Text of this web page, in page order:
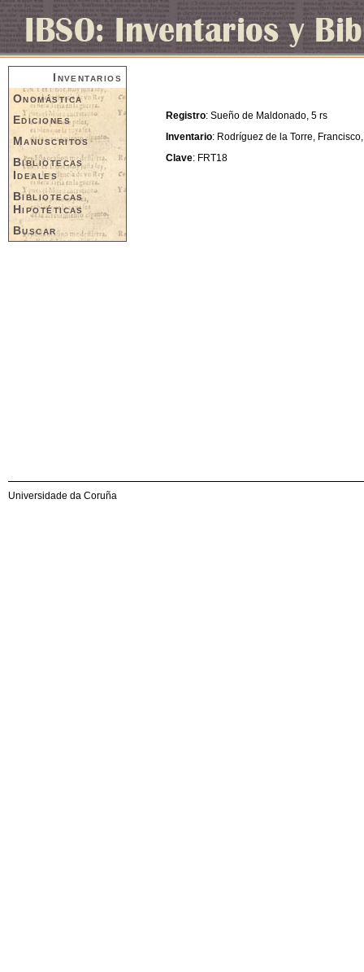
Inventarios
Onomástica
Ediciones
Manuscritos
Bibliotecas
Ideales
Bibliotecas
Hipotéticas
Buscar
Registro: Sueño de Maldonado, 5 rs
Inventario: Rodríguez de la Torre,
Clave: FRT18
Universidade da Coruña